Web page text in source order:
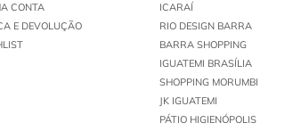
CONTA
E DEVOLUÇÃO
ICARAÍ
RIO DESIGN BARRA
BARRA SHOPPING
IGUATEMI BRASÍLIA
SHOPPING MORUMBI
JK IGUATEMI
PÁTIO HIGIENÓPOLIS